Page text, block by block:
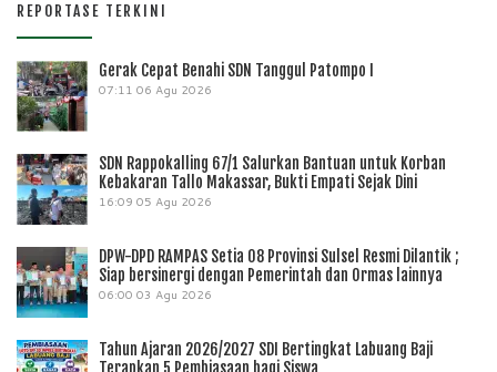
REPORTASE TERKINI
Gerak Cepat Benahi SDN Tanggul Patompo I
07:11 06 Agu 2026
SDN Rappokalling 67/1 Salurkan Bantuan untuk Korban
Kebakaran Tallo Makassar, Bukti Empati Sejak Dini
16:09 05 Agu 2026
DPW-DPD RAMPAS Setia 08 Provinsi Sulsel Resmi Dilantik ;
Siap bersinergi dengan Pemerintah dan Ormas lainnya
06:00 03 Agu 2026
Tahun Ajaran 2026/2027 SDI Bertingkat Labuang Baji